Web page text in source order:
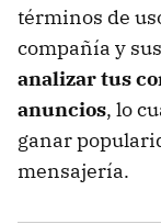
términos de
compañía y
analizar tus
anuncios, lo
ganar
mensajería.